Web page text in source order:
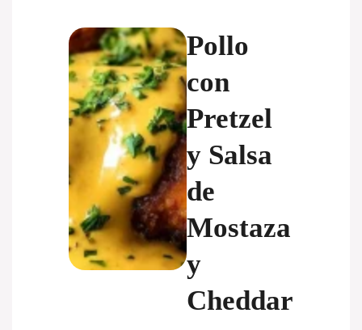
Pollo
con
Pretzel
y Salsa
de
Mostaza
y
Cheddar